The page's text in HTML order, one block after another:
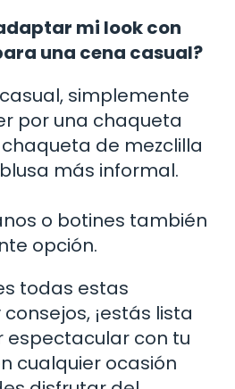
mi look con
una cena casual?
simplemente
por una chaqueta
de mezclilla
más informal.
o botines también
opción.
todas estas
¡estás lista
espectacular con tu
cualquier ocasión